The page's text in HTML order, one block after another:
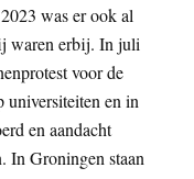
was er ook al
waren erbij. In juli
voor de
universiteiten en in
en aandacht
In Groningen staan